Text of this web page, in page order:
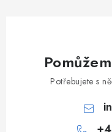
Potřebujete s